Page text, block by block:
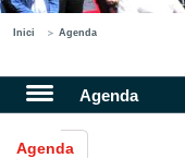
Inici Agenda
Agenda
Agenda